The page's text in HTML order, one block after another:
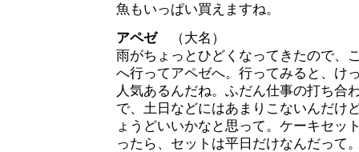
魚もいっぱい買えますね。
アペゼ（大名）
雨がちょっとひどくなってきたので、
へ行ってアペゼへ。行ってみると、け
人気あるんだね。ふだん仕事の打ち合
で、土日などにはあまりこないんだけ
ょうどいいかなと思って。ケーキセッ
ったら、セットは平日だけなんだって